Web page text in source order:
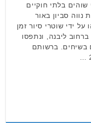
בלתי חוקיים
(21.10) בשכונת נווה סביון באור
ידי שוטרי סיור זמן
ברחוב ליבנה, ונתפסו
ברשותם